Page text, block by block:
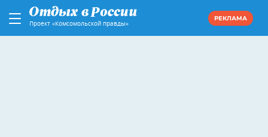
Проект «Комсомольской правды»
РЕКЛАМА